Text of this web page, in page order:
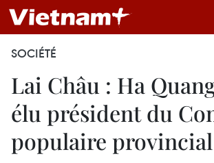
SOCIÉTÉ
Lai Châu : Ha
élu président du
populaire provincial